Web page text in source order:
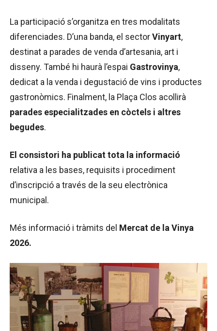
La participació s’organitza en tres modalitats
diferenciades. D’una banda, el sectorVinyart,
destinat a parades de venda d’artesania, art i
disseny. També hi haurà l’espai Gastrovinya,
dedicat a la venda i degustació de vins i productes
gastronòmics. Finalment, la Plaça Clos acollirà
parades especialitzades en còctels i altres
begudes.
El consistori ha publicat tota la informació
relativa a les bases, requisits i procediment
d’inscripció a través de la seu electrònica
municipal.
Més informació i tràmits del Mercat de la Vinya
2026.